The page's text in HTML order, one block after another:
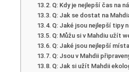
Q: Kdy je nejlepší čas na
Q: Jak se dostat na
Q: Jaké jsou nejlepší tipy
Q: Můžu si v Mahdiu užít
Q: Jaké jsou nejlepší
Q: Jsou v Mahdii
Q: Jak si užít Mahdii